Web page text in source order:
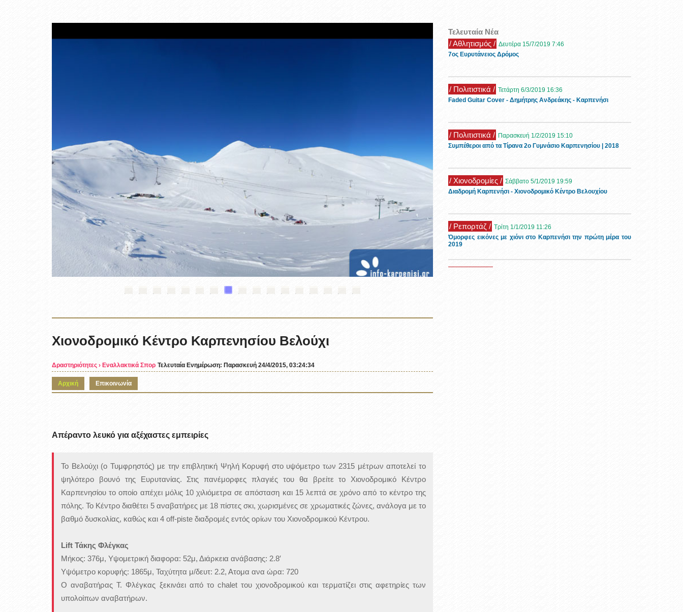
Χιονοδρομικό Κέντρο Καρπενησίου Βελούχι
Δραστηριότητες › Εναλλακτικά Σπορ Τελευταία Ενημέρωση: Παρασκευή 24/4/2015, 03:24:34
Αρχική Επικοινωνία
Απέραντο λευκό για αξέχαστες εμπειρίες
Το Βελούχι (ο Τυμφρηστός) με την επιβλητική Ψηλή Κορυφή στο υψόμετρο των 2315 μέτρων αποτελεί το
ψηλότερο βουνό της Ευρυτανίας. Στις πανέμορφες πλαγιές του θα βρείτε το Χιονοδρομικό Κέντρο
Καρπενησίου το οποίο απέχει μόλις 10 χιλιόμετρα σε απόσταση και 15 λεπτά σε χρόνο από το κέντρο της
πόλης. Το Κέντρο διαθέτει 5 αναβατήρες με 18 πίστες σκι, χωρισμένες σε χρωματικές ζώνες, ανάλογα με το
βαθμό δυσκολίας, καθώς και 4 off-piste διαδρομές εντός ορίων του Χιονοδρομικού Κέντρου.
Lift Τάκης Φλέγκας
Μήκος: 376μ, Υψομετρική διαφορα: 52μ, Διάρκεια ανάβασης: 2.8′
Υψόμετρο κορυφής: 1865μ, Ταχύτητα μ/δευτ: 2.2, Ατομα ανα ώρα: 720
Ο αναβατήρας Τ. Φλέγκας ξεκινάει από το chalet του χιονοδρομικού και τερματίζει στις αφετηρίες των
υπολοίπων αναβατήρων.
Τελευταία Νέα
/ Αθλητισμός / Δευτέρα 15/7/2019 7:46
7ος Ευρυτάνειος Δρόμος
/ Πολιτιστικά / Τετάρτη 6/3/2019 16:36
Faded Guitar Cover - Δημήτρης Ανδρεάκης - Καρπενήσι
/ Πολιτιστικά / Παρασκευή 1/2/2019 15:10
Συμπέθεροι από τα Τίρανα 2ο Γυμνάσιο Καρπενησίου | 2018
/ Χιονοδρομίες / Σάββατο 5/1/2019 19:59
Διαδρομή Καρπενήσι - Χιονοδρομικό Κέντρο Βελουχίου
/ Ρεπορτάζ / Τρίτη 1/1/2019 11:26
Όμορφες εικόνες με χιόνι στο Καρπενήσι την πρώτη μέρα του
2019